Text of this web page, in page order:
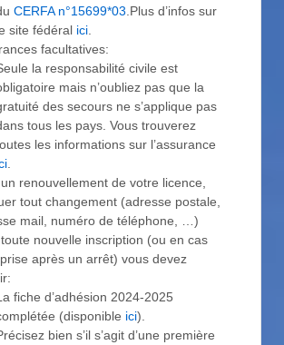
CERFA n°15699*03 .Plus d’infos sur
site fédéral ici
facultatives:
la responsabilité civile est
mais n’oubliez pas que la
des secours ne s’applique pas
tous les pays. Vous trouverez
les informations sur l’assurance
renouvellement de votre licence,
tout changement (adresse postale,
mail, numéro de téléphone, …)
nouvelle inscription (ou en cas
après un arrêt) vous devez
fiche d’adhésion 2024-2025
(disponible ici).
bien s’il s’agit d’une première